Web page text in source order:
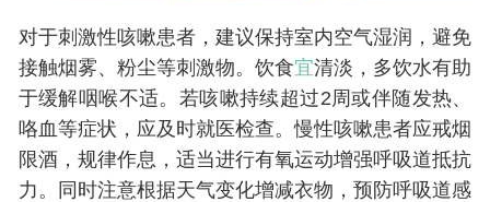
对于刺激性咳嗽患者，建议保持室内空气湿润，避免
接触烟雾、粉尘等刺激物。饮食宜清淡，多饮水有助
于缓解咽喉不适。若咳嗽持续超过2周或伴随发热、
咯血等症状，应及时就医检查。慢性咳嗽患者应戒烟
限酒，规律作息，适当进行有氧运动增强呼吸道抵抗
力。同时注意根据天气变化增减衣物，预防呼吸道感